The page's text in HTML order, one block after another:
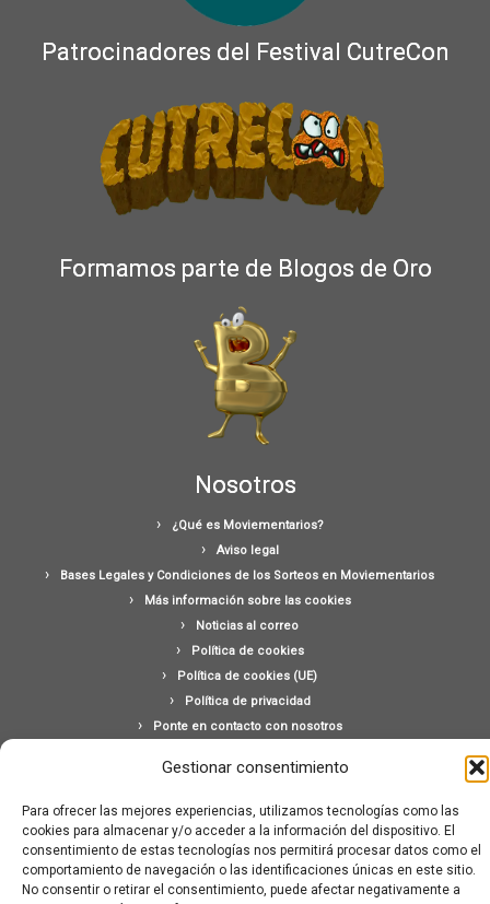
Gestionar consentimiento
Para ofrecer las mejores experiencias, utilizamos tecnologías como las
cookies para almacenar y/o acceder a la información del dispositivo. El
consentimiento de estas tecnologías nos permitirá procesar datos como el
comportamiento de navegación o las identificaciones únicas en este sitio.
No consentir o retirar el consentimiento, puede afectar negativamente a
Patrocinadores del Festival CutreCon
Formamos parte de Blogos de Oro
Nosotros
¿Qué es Moviementarios?
Aviso legal
Bases Legales y Condiciones de los Sorteos en Moviementarios
Más información sobre las cookies
Noticias al correo
Política de cookies
Política de cookies (UE)
Política de privacidad
Ponte en contacto con nosotros